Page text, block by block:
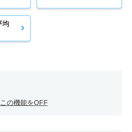
均
この機能をOFF